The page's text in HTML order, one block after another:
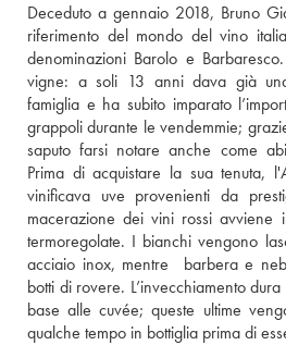
Deceduto a gennaio 2018, Bruno
riferimento del mondo del vino
denominazioni Barolo e
vigne: a soli 13 anni dava già
famiglia e ha subito imparato
grappoli durante le vendemmie;
saputo farsi notare anche come
Prima di acquistare la sua tenuta,
vinificava uve provenienti da
macerazione dei vini rossi
termoregolate. I bianchi vengono
acciaio inox, mentre  barbera e
botti di rovere. L’invecchiamento
base alle cuvée; queste ultime
qualche tempo in bottiglia prima di